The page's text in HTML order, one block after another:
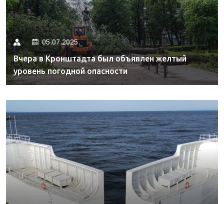
05.07.2025.
Вчера в Кронштадта был объявлен желтый
уровень погодной опасности